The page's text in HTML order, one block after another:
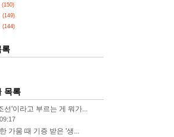
(150)
(149)
(144)
록
목록
선'이라고 부르는 게 뭐가...
09:17
가뭄 때 기증 받은 '생...